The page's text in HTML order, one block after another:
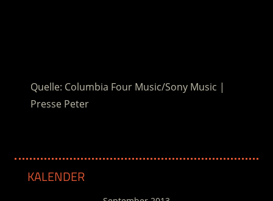
Quelle: Columbia Four Music/Sony Music |
Presse Peter
KALENDER